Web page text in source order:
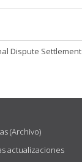
Dispute Settlement
(Archivo)
actualizaciones